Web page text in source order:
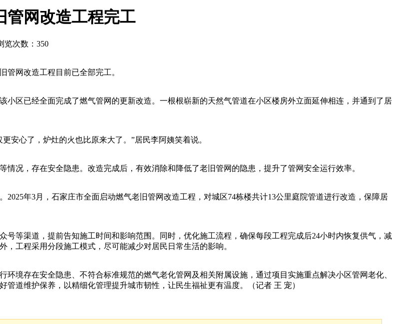
管网改造工程完工
次数： 350
管网改造工程目前已全部完工。
小区已经全面完成了燃气管网的更新改造。一根根崭新的天然气管道在小区楼房外立面延伸相连，并通到了居
安心了，炉灶的火也比原来大了。”居民李阿姨笑着说。
况，存在安全隐患。改造完成后，有效消除和降低了老旧管网的隐患，提升了管网安全运行效率。
年3月，石家庄市全面启动燃气老旧管网改造工程，对城区74栋楼共计13公里庭院管道进行改造，保障居
等渠道，提前告知施工时间和影响范围。同时，优化施工流程，确保每段工程完成后24小时内恢复供气，减
工程采用分段施工模式，尽可能减少对居民日常生活的影响。
境存在安全隐患、不符合标准规范的燃气老化管网及相关附属设施，通过项目实施重点解决小区管网老化、
道维护保养，以精细化管理提升城市韧性，让民生福祉更有温度。（记者 王 宠）